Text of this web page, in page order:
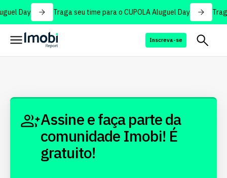
Day Traga seu time para o CUPOLA Aluguel Day
Inscreva-se
Assine e faça parte da
comunidade Imobi! É
gratuito!